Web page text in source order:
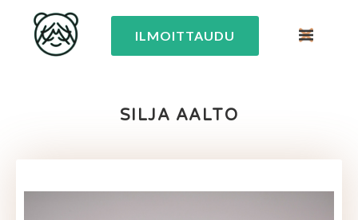
ILMOITTAUDU
SILJA AALTO